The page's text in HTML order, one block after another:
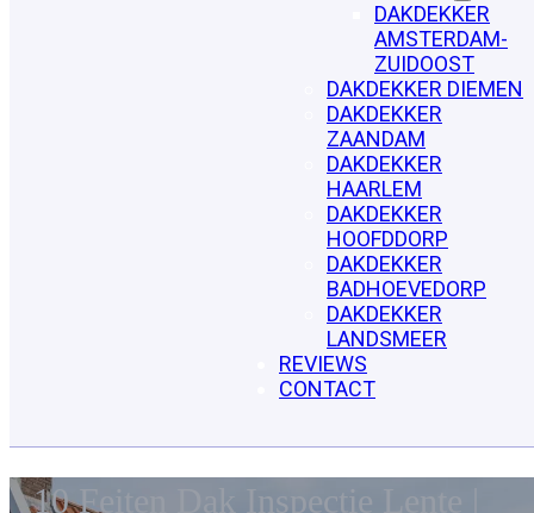
DAKDEKKER
AMSTERDAM-
ZUIDOOST
DAKDEKKER DIEMEN
DAKDEKKER
ZAANDAM
DAKDEKKER
HAARLEM
DAKDEKKER
HOOFDDORP
DAKDEKKER
BADHOEVEDORP
DAKDEKKER
LANDSMEER
REVIEWS
CONTACT
10 Feiten Dak Inspectie Lente |